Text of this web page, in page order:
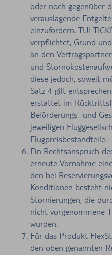
oder noch gegenüber
verauslagende
einzufordern. TUI
verpflichtet, Grund
an den
und
diese jedoch, soweit
Satz 4 gilt
erstattet im
Beförderungs- und
jeweiligen
Flugpreisbestandteile.
Ein Rechtsanspruch
erneute Vornahme
den bei
Konditionen besteht
Stornierungen, die
nicht vorgenommene
wurden.
Für das Produkt
den oben genannten